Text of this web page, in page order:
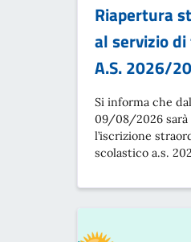
Riapertura
al servizio
A.S. 2026/
Si informa che
09/08/2026 sarà
l’iscrizione
scolastico a.s.